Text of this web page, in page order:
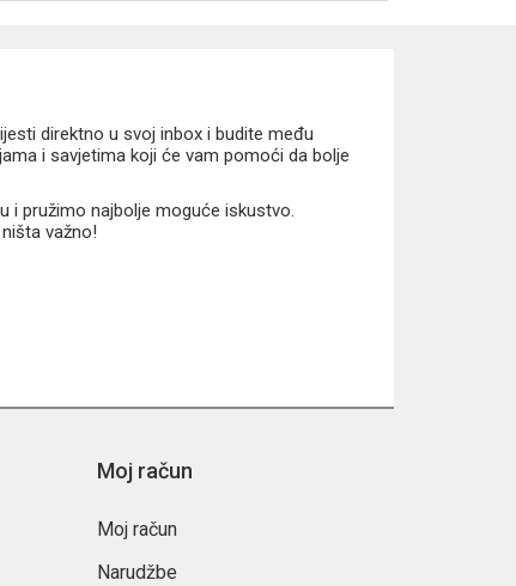
direktno u svoj inbox i budite među
i savjetima koji će vam pomoći da bolje
i pružimo najbolje moguće iskustvo.
važno!
Moj račun
Moj račun
Narudžbe